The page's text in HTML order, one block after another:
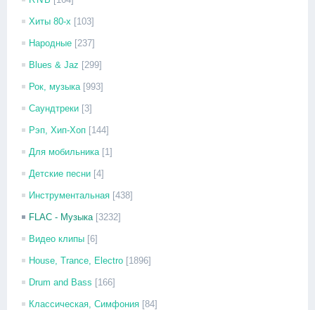
Хиты 80-х [103]
Народные [237]
Blues & Jaz [299]
Рок, музыка [993]
Саундтреки [3]
Рэп, Хип-Хоп [144]
Для мобильника [1]
Детские песни [4]
Инструментальная [438]
FLAC - Музыка [3232]
Видео клипы [6]
House, Trance, Electro [1896]
Drum and Bass [166]
Классическая, Симфония [84]